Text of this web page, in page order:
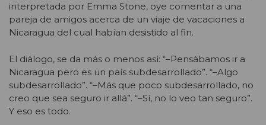
interpretada por Emma Stone, oye comentar a una
pareja de amigos acerca de un viaje de vacaciones a
Nicaragua del cual habían desistido al fin.
El diálogo, se da más o menos así: “–Pensábamos ir a
Nicaragua pero es un país subdesarrollado”. “–Algo
subdesarrollado”. “–Más que poco subdesarrollado, no
creo que sea seguro ir allá”. “–Sí, no lo veo tan seguro”.
Y eso es todo.